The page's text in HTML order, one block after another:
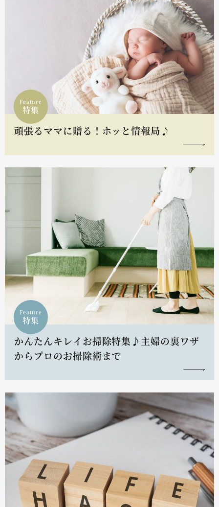
Feature
特集
頑張るママに贈る！ホッと情報局♪
Feature
特集
かんたんキレイお掃除特集♪主婦の裏ワザ
からプロのお掃除術まで